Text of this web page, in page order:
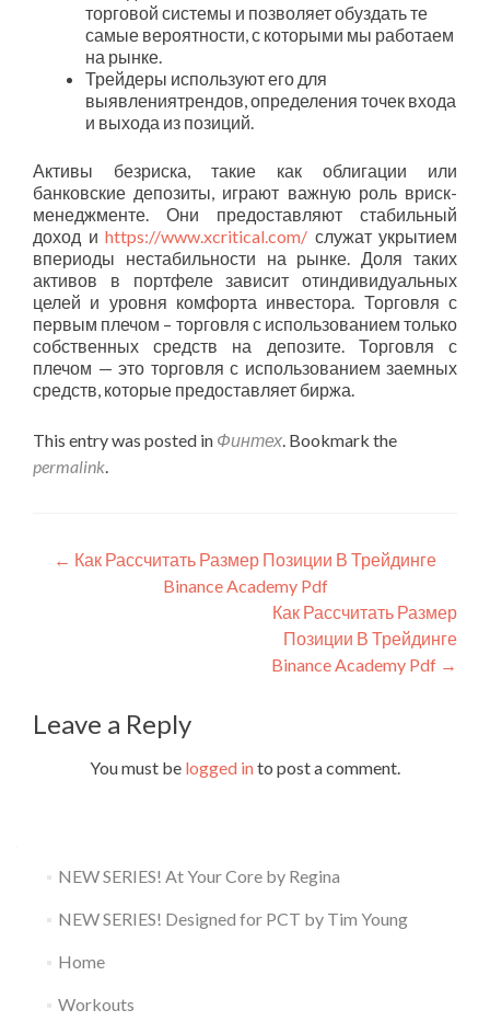
торговой системы и позволяет обуздать те
самые вероятности, с которыми мы работаем
на рынке.
Трейдеры используют его для
выявлениятрендов, определения точек входа
и выхода из позиций.
Активы безриска, такие как облигации или
банковские депозиты, играют важную роль вриск-
менеджменте. Они предоставляют стабильный
доход и https://www.xcritical.com/ служат укрытием
впериоды нестабильности на рынке. Доля таких
активов в портфеле зависит отиндивидуальных
целей и уровня комфорта инвестора. Торговля с
первым плечом – торговля с использованием только
собственных средств на депозите. Торговля с
плечом — это торговля с использованием заемных
средств, которые предоставляет биржа.
This entry was posted in Финтех. Bookmark the
permalink.
Post
navigation
← Как Рассчитать Размер Позиции В Трейдинге
Binance Academy Pdf
Как Рассчитать Размер
Позиции В Трейдинге
Binance Academy Pdf →
Leave a Reply
You must be logged into post a comment.
NEW SERIES! At Your Core by Regina
NEW SERIES! Designed for PCT by Tim Young
Home
Workouts